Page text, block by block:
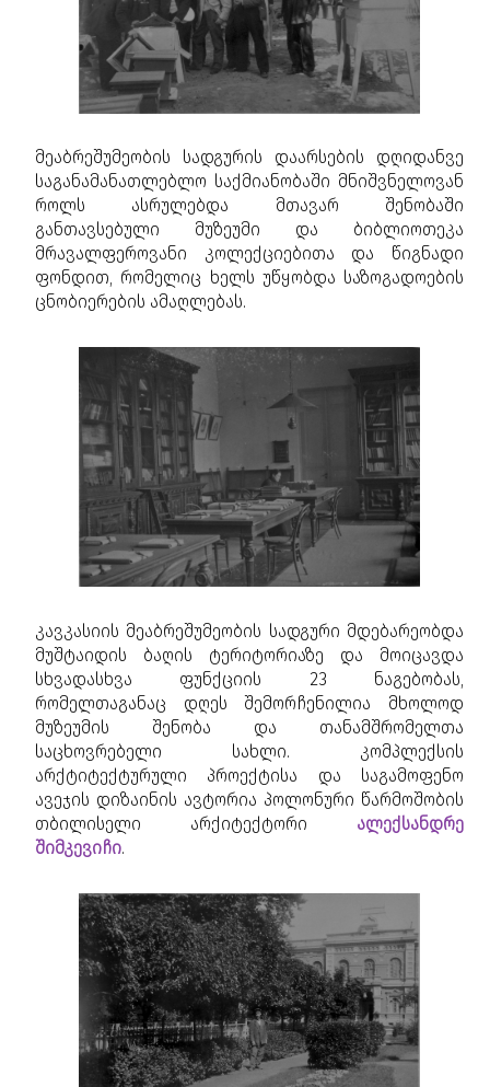
მეაბრეშუმეობის სადგურის დაარსების დღიდანვე
საგანამანათლებლო საქმიანობაში მნიშვნელოვან
როლს ასრულებდა მთავარ შენობაში
განთავსებული მუზეუმი და ბიბლიოთეკა
მრავალფეროვანი კოლექციებითა და წიგნადი
ფონდით, რომელიც ხელს უწყობდა საზოგადოების
ცნობიერების ამაღლებას.
კავკასიის მეაბრეშუმეობის სადგური მდებარეობდა
მუშტაიდის ბაღის ტერიტორიაზე და მოიცავდა
სხვადასხვა ფუნქციის 23 ნაგებობას,
რომელთაგანაც დღეს შემორჩენილია მხოლოდ
მუზეუმის შენობა და თანამშრომელთა
საცხოვრებელი სახლი. კომპლექსის
არქტიტექტურული პროექტისა და საგამოფენო
ავეჯის დიზაინის ავტორია პოლონური წარმოშობის
თბილისელი არქიტექტორი ალექსანდრე
შიმკევიჩი.